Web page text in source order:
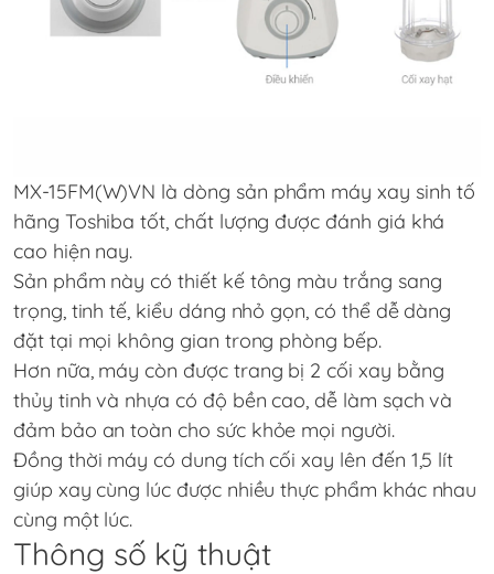
MX-15FM(W)VN là dòng sản phẩm máy xay sinh tố
hãng Toshiba tốt, chất lượng được đánh giá khá
cao hiện nay.
Sản phẩm này có thiết kế tông màu trắng sang
trọng, tinh tế, kiểu dáng nhỏ gọn, có thể dễ dàng
đặt tại mọi không gian trong phòng bếp.
Hơn nữa, máy còn được trang bị 2 cối xay bằng
thủy tinh và nhựa có độ bền cao, dễ làm sạch và
đảm bảo an toàn cho sức khỏe mọi người.
Đồng thời máy có dung tích cối xay lên đến 1,5 lít
giúp xay cùng lúc được nhiều thực phẩm khác nhau
cùng một lúc.
Thông số kỹ thuật